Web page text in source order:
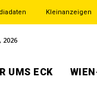
Kleinanzeigen
2026
UMS ECK